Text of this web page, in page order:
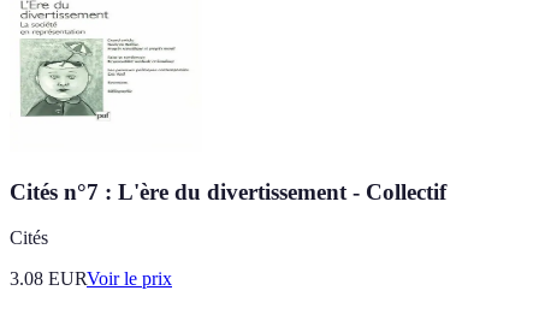
Cités n°7 : L'ère du divertissement - Collectif
Cités
3.08 EURVoir le prix